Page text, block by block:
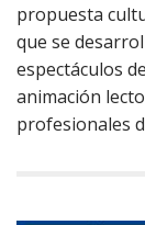
propuesta
que se
espectáculos
animación
profesionales